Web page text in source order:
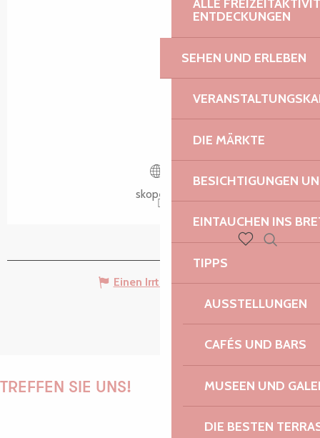
ALLE
ENTDECKUNGEN
SEHEN UND ERLEBEN
DIE MÄRKTE
BESICHTIGUNGEN
EINTAUCHEN INS
TIPPS
AUSSTELLUNGEN
CAFÉS UND BARS
MUSEEN UND
DIE BESTEN
skope.bzh
Einen Irrtum angeben
TREFFEN SIE UNS!